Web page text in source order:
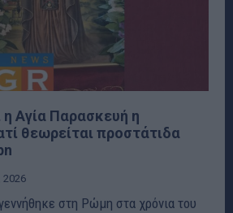
η Αγία Παρασκευή η
θεωρείται προστάτιδα
2026
στη Ρώμη στα χρόνια του